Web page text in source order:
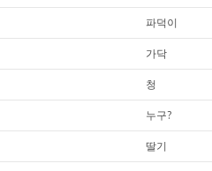
파덕이
가닥
청
누구?
딸기